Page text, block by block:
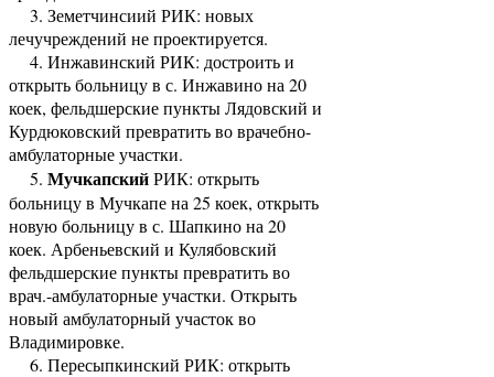
3. Земетчинсиий РИК: новых
лечучреждений не проектируется.
4. Инжавинский РИК: достроить и
открыть больницу в с. Инжавино на 20
коек, фельдшерские пункты Лядовский и
Курдюковский превратить во врачебно-
амбулаторные участки.
5. МучкапскийРИК: открыть
больницу в Мучкапе на 25 коек, открыть
новую больницу в с. Шапкино на 20
коек. Арбеньевский и Кулябовский
фельдшерские пункты превратить во
врач.-амбулаторные участки. Открыть
новый амбулаторный участок во
Владимировке.
6. Пересыпкинский РИК: открыть